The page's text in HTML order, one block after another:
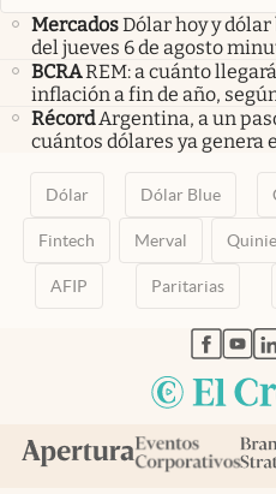
MercadosDólar hoy y
del jueves 6 de agosto
BCRAREM: a cuánto
inflación a fin de año,
RécordArgentina, a un
cuántos dólares ya genera
Dólar Dólar Blue
Fintech Merval
AFIP Paritarias
abre